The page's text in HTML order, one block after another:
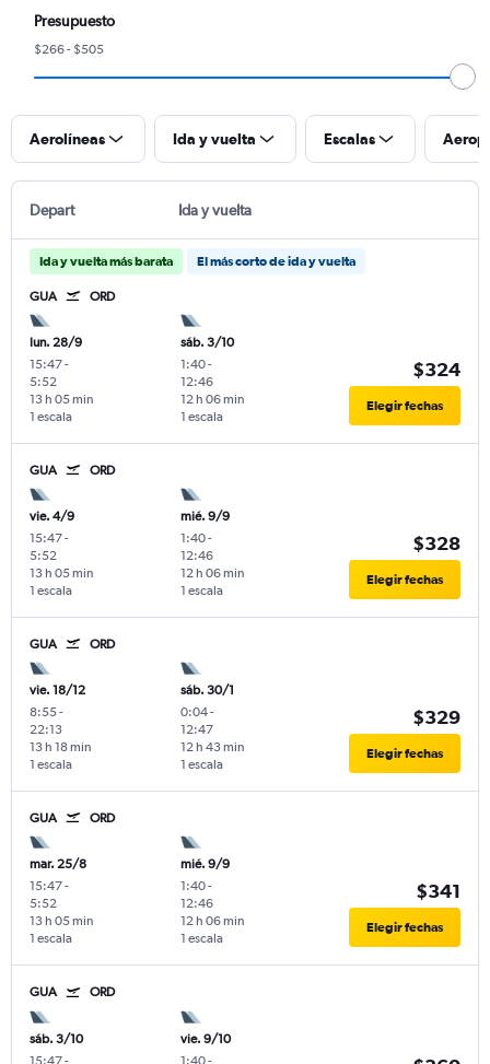
Presupuesto
$266 - $505
Aerolíneas Ida y vuelta Escalas
Depart Ida y vuelta
Ida y vuelta más barata El más corto de ida y vuelta
GUA ORD
lun. 28/9
15:47-
5:52
1 escala
13 h 05 min
sáb. 3/10
1:40-
12:46
1 escala
12 h 06 min
$324
Elegir fechas
GUA ORD
vie. 4/9
15:47-
5:52
1 escala
13 h 05 min
mié. 9/9
1:40-
12:46
1 escala
12 h 06 min
$328
Elegir fechas
GUA ORD
vie. 18/12
8:55-
22:13
1 escala
13 h 18 min
sáb. 30/1
0:04-
12:47
1 escala
12 h 43 min
$329
Elegir fechas
GUA ORD
mar. 25/8
15:47-
5:52
1 escala
13 h 05 min
mié. 9/9
1:40-
12:46
1 escala
12 h 06 min
$341
Elegir fechas
GUA ORD
sáb. 3/10
15:47-
vie. 9/10
1:40-